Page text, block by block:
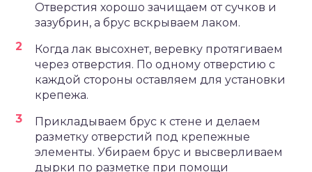
Отверстия хорошо зачищаем от сучков и
зазубрин, а брус вскрываем лаком.
Когда лак высохнет, веревку протягиваем
через отверстия. По одному отверстию с
каждой стороны оставляем для установки
крепежа.
Прикладываем брус к стене и делаем
разметку отверстий под крепежные
элементы. Убираем брус и высверливаем
дырки по разметке при помощи